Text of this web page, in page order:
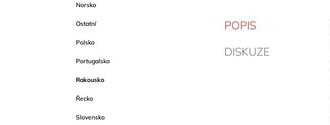
Norsko
Ostatní
Polsko
Portugalsko
Rakousko
Řecko
Slovensko
POPIS
DISKUZE